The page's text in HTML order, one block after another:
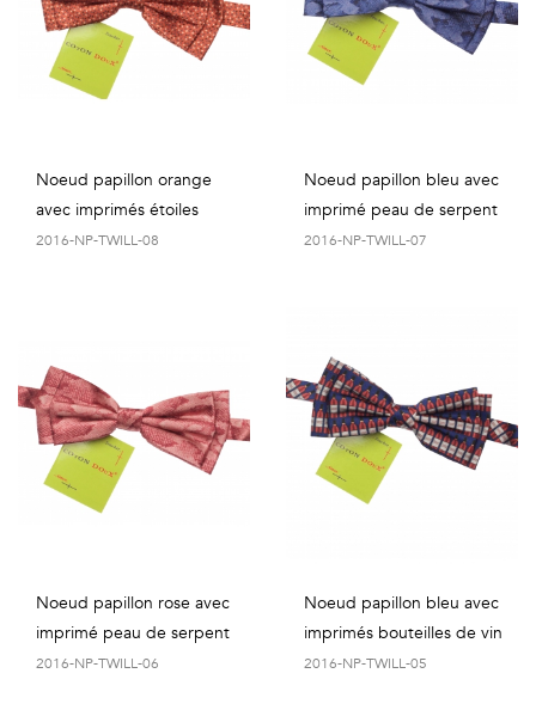
Métiers
Pop
Voyages
Vintage
Noeud papillon orange
avec imprimés étoiles
2016-NP-TWILL-08
Noeud papillon bleu avec
imprimé peau de serpent
2016-NP-TWILL-07
Noeud papillon rose avec
imprimé peau de serpent
2016-NP-TWILL-06
Noeud papillon bleu avec
imprimés bouteilles de vin
2016-NP-TWILL-05